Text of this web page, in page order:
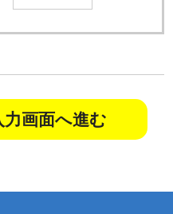
画面へ進む